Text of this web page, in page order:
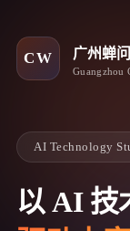
CW 广州蝉
Guangzhou
AI Technology
以 AI 技